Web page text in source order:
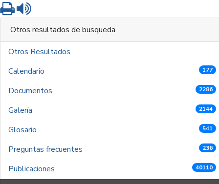
Imprimir
Otros resultados de busqueda
Otros Resultados
Calendario
177
Documentos 2286
Galería 2144
Glosario 541
Preguntas frecuentes 236
Publicaciones 40110